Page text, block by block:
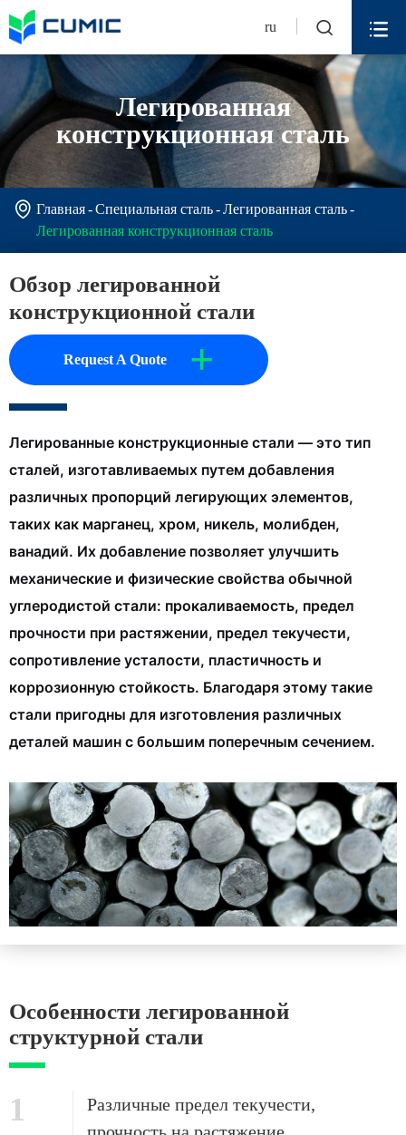
ru  
Легированная
конструкционная сталь
 Главная Специальная сталь
Легированная сталь
Легированная конструкционная сталь
Обзор легированной
конструкционной стали
Request A Quote +
Легированные конструкционные стали — это тип
сталей, изготавливаемых путем добавления
различных пропорций легирующих элементов,
таких как марганец, хром, никель, молибден,
ванадий. Их добавление позволяет улучшить
механические и физические свойства обычной
углеродистой стали: прокаливаемость, предел
прочности при растяжении, предел текучести,
сопротивление усталости, пластичность и
коррозионную стойкость. Благодаря этому такие
стали пригодны для изготовления различных
деталей машин с большим поперечным сечением.
Особенности легированной
структурной стали
1
Различные предел текучести,